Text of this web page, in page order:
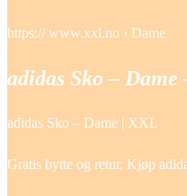
https:// www.xxl.no › Dame
adidas Sko – Dame
adidas Sko – Dame | XXL
Gratis bytte og retur. Kjøp